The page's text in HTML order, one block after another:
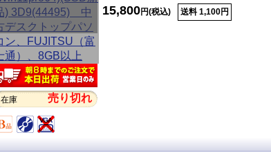
在庫 売り切れ
15,800円(税込) 送料 1,100円